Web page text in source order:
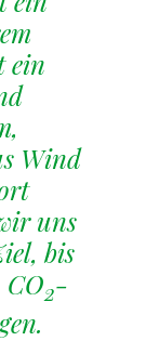
ein
Wind
uns
bis
CO2-